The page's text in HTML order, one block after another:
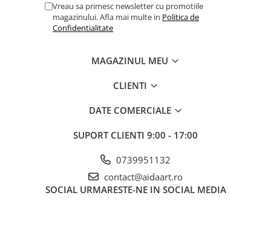
Vreau sa primesc newsletter cu promotiile
magazinului. Afla mai multe in Politica de
Confidentialitate
MAGAZINUL MEU
CLIENTI
DATE COMERCIALE
SUPORT CLIENTI 9:00 - 17:00
0739951132
contact@aidaart.ro
SOCIAL URMARESTE-NE IN SOCIAL MEDIA